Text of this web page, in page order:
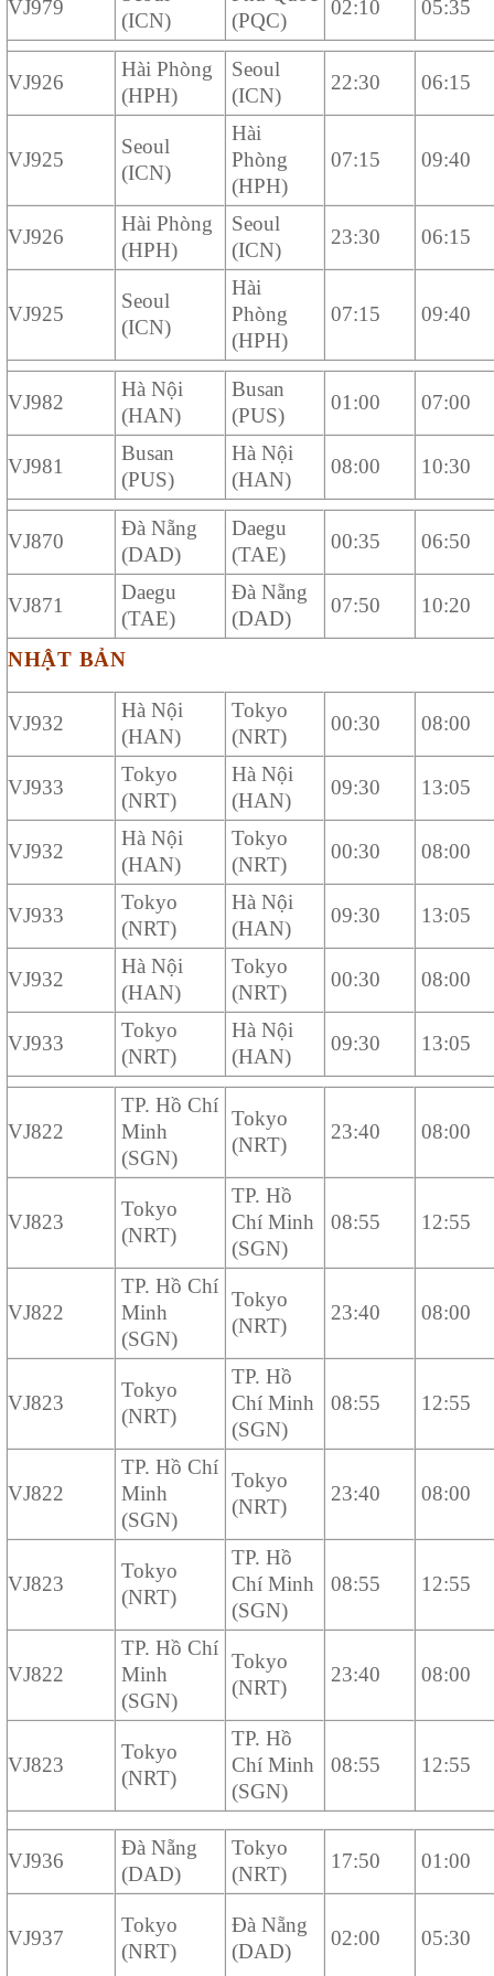
VJ979
(ICN)
(PQC)
02:10 05:35
VJ926
Hài Phòng
(HPH)
Seoul
(ICN)
22:30 06:15
VJ925
Seoul
(ICN)
Hài
Phòng
(HPH)
07:15 09:40
VJ926
Hài Phòng
(HPH)
Seoul
(ICN)
23:30 06:15
VJ925
Seoul
(ICN)
Hài
Phòng
(HPH)
07:15 09:40
VJ982
Hà Nội
(HAN)
Busan
(PUS)
01:00 07:00
VJ981
Busan
(PUS)
Hà Nội
(HAN)
08:00 10:30
VJ870
Đà Nẵng
(DAD)
Daegu
(TAE)
00:35 06:50
VJ871
Daegu
(TAE)
Đà Nẵng
(DAD)
07:50 10:20
NHẬT BẢN
VJ932
Hà Nội
(HAN)
Tokyo
(NRT)
00:30 08:00
VJ933
Tokyo
(NRT)
Hà Nội
(HAN)
09:30 13:05
VJ932
Hà Nội
(HAN)
Tokyo
(NRT)
00:30 08:00
VJ933
Tokyo
(NRT)
Hà Nội
(HAN)
09:30 13:05
VJ932
Hà Nội
(HAN)
Tokyo
(NRT)
00:30 08:00
VJ933
Tokyo
(NRT)
Hà Nội
(HAN)
09:30 13:05
VJ822
TP. Hồ Chí
Minh
(SGN)
Tokyo
(NRT)
23:40 08:00
VJ823
Tokyo
(NRT)
TP. Hồ
Chí Minh
(SGN)
08:55 12:55
VJ822
TP. Hồ Chí
Minh
(SGN)
Tokyo
(NRT)
23:40 08:00
VJ823
Tokyo
(NRT)
TP. Hồ
Chí Minh
(SGN)
08:55 12:55
VJ822
TP. Hồ Chí
Minh
(SGN)
Tokyo
(NRT)
23:40 08:00
VJ823
Tokyo
(NRT)
TP. Hồ
Chí Minh
(SGN)
08:55 12:55
VJ822
TP. Hồ Chí
Minh
(SGN)
Tokyo
(NRT)
23:40 08:00
VJ823
Tokyo
(NRT)
TP. Hồ
Chí Minh
(SGN)
08:55 12:55
VJ936
Đà Nẵng
(DAD)
Tokyo
(NRT)
17:50 01:00
VJ937
Tokyo
(NRT)
Đà Nẵng
(DAD)
02:00 05:30